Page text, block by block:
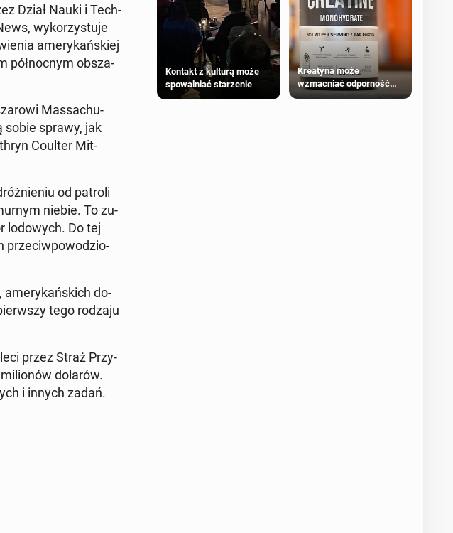
Dział Nauki i Tech­
wy­ko­rzy­stu­je
ame­ry­kań­skiej
pół­noc­nym ob­sza­
Mas­sa­chu­
sprawy, jak
Coulter Mit­
od patroli
niebie. To zu­
lo­do­wych. Do tej
prze­ciw­po­wo­dzio­
ame­ry­kań­skich do­
tego rodzaju
przez Straż Przy­
dolarów.
i innych zadań.
Kontakt z kulturą może
spowalniać starzenie
Kreatyna może
wzmacniać odporność
przeciw nowotworom